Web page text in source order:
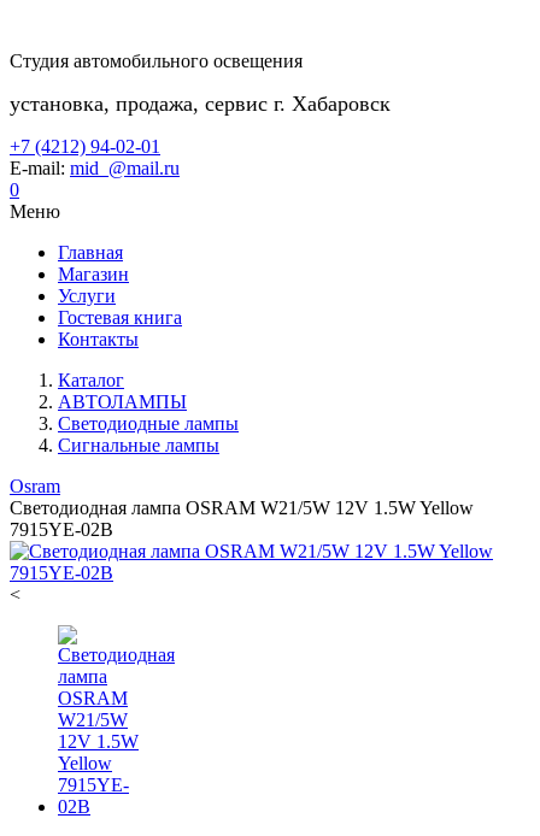
Студия автомобильного освещения
установка, продажа, сервис г. Хабаровск
+7 (4212) 94-02-01
E-mail: mid_@mail.ru
0
Меню
Главная
Магазин
Услуги
Гостевая книга
Контакты
Каталог
АВТОЛАМПЫ
Светодиодные лампы
Сигнальные лампы
Osram
Светодиодная лампа OSRAM W21/5W 12V 1.5W Yellow
7915YE-02B
<